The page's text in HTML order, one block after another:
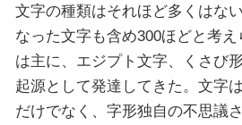
文字の種類はそれほど多くはな
なった文字も含め300ほどと考
は主に、エジプト文字、くさび
起源として発達してきた。文字
だけでなく、字形独自の不思議